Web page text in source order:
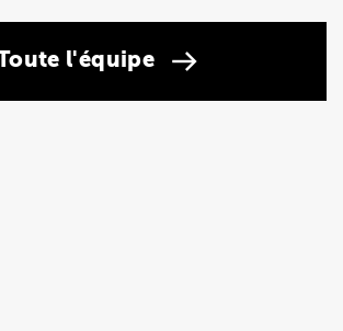
Toute l'équipe